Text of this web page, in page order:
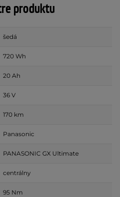
produktu
šedá
720 Wh
20 Ah
36 V
170 km
Panasonic
PANASONIC GX Ultimate
centrálny
95 Nm